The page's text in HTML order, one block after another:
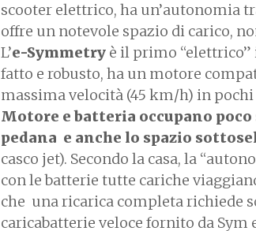
scooter elettrico, ha un’autonomia
offre un notevole spazio di carico,
L’e-Symmetry è il primo
fatto e robusto, ha un motore
massima velocità (45 km/h) in
Motore e batteria occupano
pedana e anche lo spazio
casco jet). Secondo la casa, la
con le batterie tutte cariche
che una ricarica completa richiede
caricabatterie veloce fornito da